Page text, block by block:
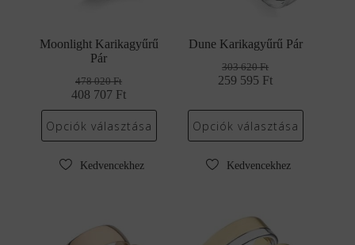
Moonlight Karikagyűrű
Pár
478 020Ft
Original
price
was:
408 707 Ft
Current
price
is:
Opciók választása
Kedvencekhez
Dune Karikagyűrű Pár
303 620Ft
Original
was:
303
259 595 Ft
Current
is:
259
Opciók választása
Kedvencekhez